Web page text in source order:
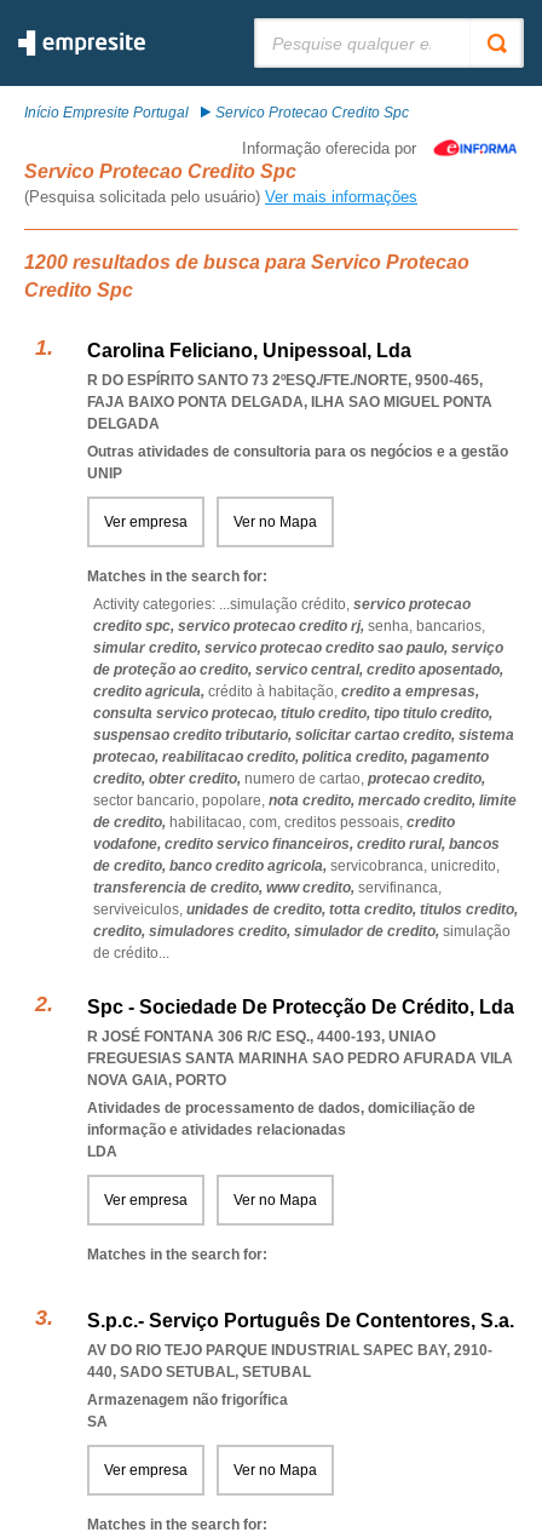
Início Empresite Portugal Servico Protecao Credito Spc
Informação oferecida por
Servico Protecao Credito Spc
(Pesquisa solicitada pelo usuário) Ver mais informações
1200 resultados de busca para Servico Protecao
Credito Spc
Carolina Feliciano, Unipessoal, Lda
R DO ESPÍRITO SANTO 73 2ºESQ./FTE./NORTE, 9500-465,
FAJA BAIXO PONTA DELGADA, ILHA SAO MIGUEL PONTA
DELGADA
Outras atividades de consultoria para os negócios e a gestão
UNIP
Ver empresa Ver no Mapa
Matches in the search for:
Activity categories: ...simulação crédito, servico protecao
credito spc, servico protecao credito rj, senha, bancarios,
simular credito, servico protecao credito sao paulo, serviço
de proteção ao credito, servico central, credito aposentado,
credito agricula, crédito à habitação, credito a empresas,
consulta servico protecao, titulo credito, tipo titulo credito,
suspensao credito tributario, solicitar cartao credito, sistema
protecao, reabilitacao credito, politica credito, pagamento
credito, obter credito, numero de cartao, protecao credito,
sector bancario, popolare, nota credito, mercado credito, limite
de credito, habilitacao, com, creditos pessoais, credito
vodafone, credito servico financeiros, credito rural, bancos
de credito, banco credito agricola, servicobranca, unicredito,
transferencia de credito, www credito, servifinanca,
serviveiculos, unidades de credito, totta credito, titulos credito,
credito, simuladores credito, simulador de credito, simulação
de crédito...
Spc - Sociedade De Protecção De Crédito, Lda
R JOSÉ FONTANA 306 R/C ESQ., 4400-193, UNIAO
FREGUESIAS SANTA MARINHA SAO PEDRO AFURADA VILA
NOVA GAIA, PORTO
Atividades de processamento de dados, domiciliação de
informação e atividades relacionadas
LDA
Ver empresa Ver no Mapa
Matches in the search for:
S.p.c.- Serviço Português De Contentores, S.a.
AV DO RIO TEJO PARQUE INDUSTRIAL SAPEC BAY, 2910-
440, SADO SETUBAL, SETUBAL
Armazenagem não frigorífica
SA
Ver empresa Ver no Mapa
Matches in the search for: